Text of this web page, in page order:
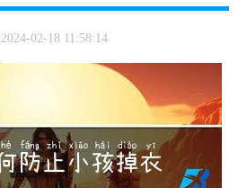
2024-02-18 11:58:14